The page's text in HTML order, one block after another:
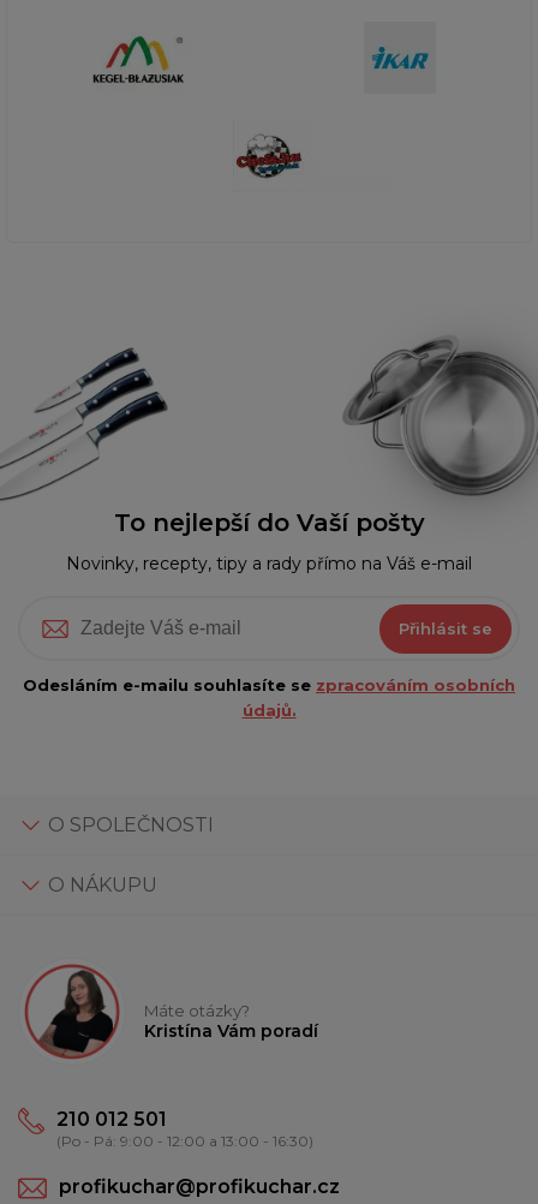
To nejlepší do Vaší pošty
Novinky, recepty, tipy a rady přímo na Váš e-mail
Přihlásit se
Odesláním e-mailu souhlasíte se zpracováním osobních
údajů.
O SPOLEČNOSTI
O NÁKUPU
Máte otázky?
Kristína Vám poradí
210 012 501
(Po - Pá: 9:00 - 12:00 a 13:00 - 16:30)
profikuchar@profikuchar.cz